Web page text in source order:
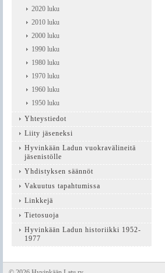
2020 luku
2010 luku
2000 luku
1990 luku
1980 luku
1970 luku
1960 luku
1950 luku
Yhteystiedot
Liity jäseneksi
Hyvinkään Ladun vuokravälineitä
jäsenistölle
Yhdistyksen säännöt
Vakuutus tapahtumissa
Linkkejä
Tietosuoja
Hyvinkään Ladun historiikki 1952-
1977